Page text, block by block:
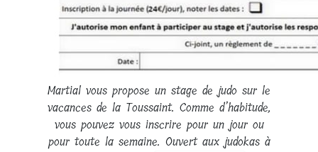
Martial vous propose un stage de judo sur le
vacances de la Toussaint. Comme d’habitude,
vous pouvez vous inscrire pour un jour ou
pour toute la semaine. Ouvert aux judokas à